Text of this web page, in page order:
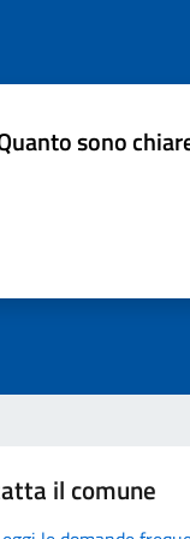
sono
il comune